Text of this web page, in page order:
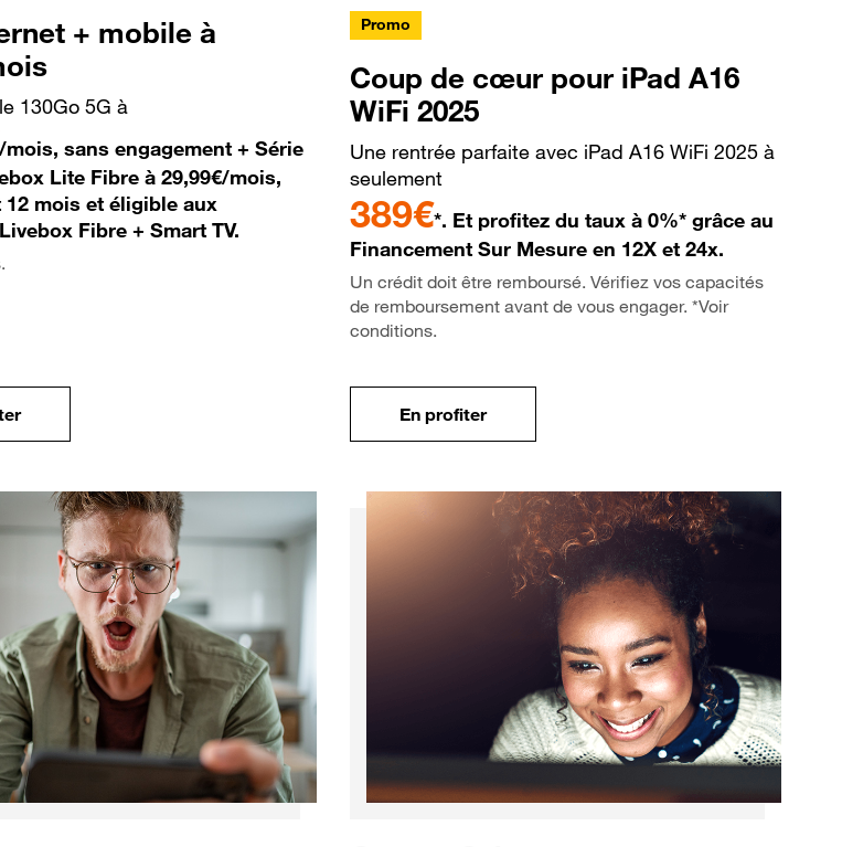
+ mobile à
130Go 5G à
/mois, sans engagement + Série
Lite Fibre à 29,99€/mois,
12 mois et éligible aux
Fibre + Smart TV.
Promo
Coup de cœur pour iPad A16
WiFi 2025
Une rentrée parfaite avec iPad A16 WiFi 2025 à
seulement
389€*. Et profitez du taux à 0%* grâce au
Financement Sur Mesure en 12X et 24x.
Un crédit doit être remboursé. Vérifiez vos capacités
de remboursement avant de vous engager. *Voir
conditions.
En profiter